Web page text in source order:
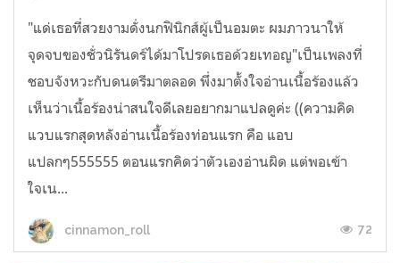
"แด่เธอที่สวยงามดั่งนกฟินิกส์ผู้เป็นอมตะ ผมภาวนาให้
จุดจบของชั่วนิรันดร์ได้มาโปรดเธอด้วยเทอญ"เป็นเพลงที่
ชอบจังหวะกับดนตรีมาตลอด พึ่งมาตั้งใจอ่านเนื้อร้องแล้ว
เห็นว่าเนื้อร้องน่าสนใจดีเลยอยากมาแปลดูค่ะ ((ความคิด
แวบแรกสุดหลังอ่านเนื้อร้องท่อนแรก คือ แอบ
แปลกๆ555555 ตอนแรกคิดว่าตัวเองอ่านผิด แต่พอเข้า
ใจเน...
cinnamon_roll 72